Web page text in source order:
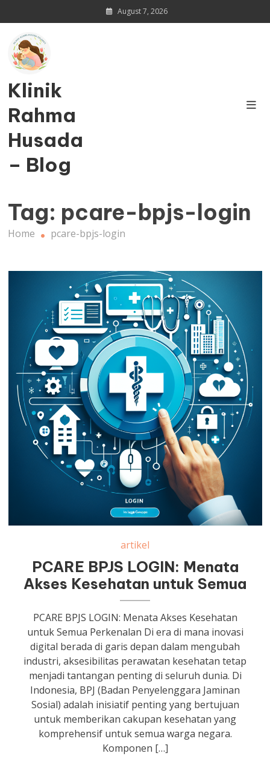
to
content
August 7, 2026
Klinik
Rahma
Husada
– Blog
Tag: pcare-bpjs-login
Home pcare-bpjs-login
artikel
PCARE BPJS LOGIN: Menata
Akses Kesehatan untuk Semua
PCARE BPJS LOGIN: Menata Akses Kesehatan
untuk Semua Perkenalan Di era di mana inovasi
digital berada di garis depan dalam mengubah
industri, aksesibilitas perawatan kesehatan tetap
menjadi tantangan penting di seluruh dunia. Di
Indonesia, BPJ (Badan Penyelenggara Jaminan
Sosial) adalah inisiatif penting yang bertujuan
untuk memberikan cakupan kesehatan yang
komprehensif untuk semua warga negara.
Komponen […]